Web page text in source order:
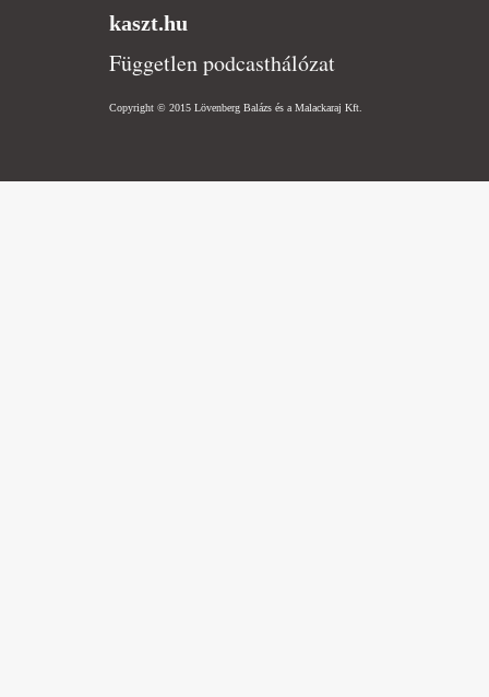
kaszt.hu
Független podcasthálózat
Copyright © 2015 Lövenberg Balázs és a Malackaraj Kft.